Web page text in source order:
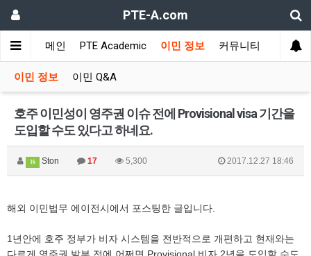
PTE-A.com
메인 PTE Academic 이민 정보 커뮤니티
이민 정보 이민 Q&A
호주 이민성이 영주권 이슈 전에 Provisional visa 기간을
도입할 수도 있다고 하네요.
16 Ston 17 5,300 2017.12.27 18:46
해외 이민법무 에이전시에서 포스팅한 글입니다.
1년안에 호주 정부가 비자 시스템을 전반적으로 개편하고 현재와는